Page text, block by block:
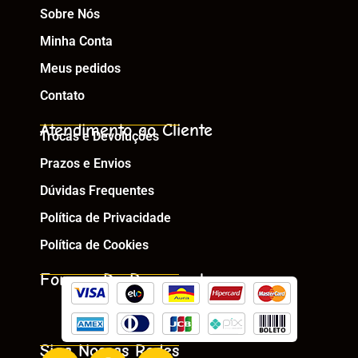
Sobre Nós
Minha Conta
Meus pedidos
Contato
Atendimento ao Cliente
Trocas e Devoluções
Prazos e Envios
Dúvidas Frequentes
Política de Privacidade
Política de Cookies
Formas De Pagamento
Siga Nossas Redes